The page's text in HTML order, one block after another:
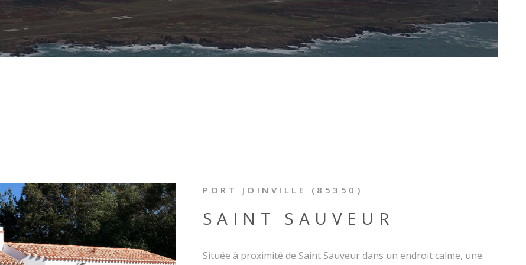
PORT JOINVILLE (85350)
SAINT SAUVEUR
Située à proximité de Saint Sauveur dans un endroit calme, une